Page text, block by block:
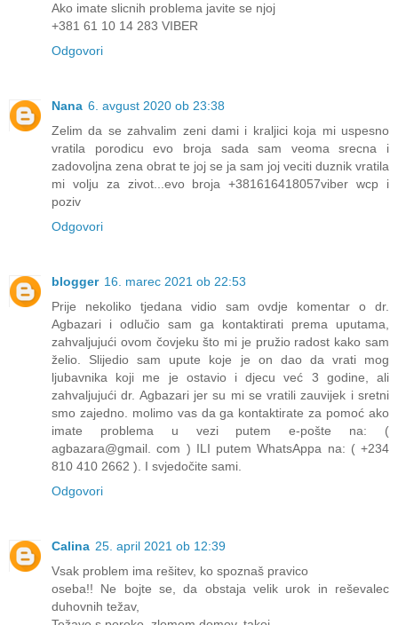
Ako imate slicnih problema javite se njoj
+381 61 10 14 283 VIBER
Odgovori
Nana 6. avgust 2020 ob 23:38
Zelim da se zahvalim zeni dami i kraljici koja mi uspesno
vratila porodicu evo broja sada sam veoma srecna i
zadovoljna zena obrat te joj se ja sam joj veciti duznik vratila
mi volju za zivot...evo broja +381616418057viber wcp i
poziv
Odgovori
blogger 16. marec 2021 ob 22:53
Prije nekoliko tjedana vidio sam ovdje komentar o dr.
Agbazari i odlučio sam ga kontaktirati prema uputama,
zahvaljujući ovom čovjeku što mi je pružio radost kako sam
želio. Slijedio sam upute koje je on dao da vrati mog
ljubavnika koji me je ostavio i djecu već 3 godine, ali
zahvaljujući dr. Agbazari jer su mi se vratili zauvijek i sretni
smo zajedno. molimo vas da ga kontaktirate za pomoć ako
imate problema u vezi putem e-pošte na: (
agbazara@gmail. com ) ILI putem WhatsAppa na: ( +234
810 410 2662 ). I svjedočite sami.
Odgovori
Calina 25. april 2021 ob 12:39
Vsak problem ima rešitev, ko spoznaš pravico
oseba!! Ne bojte se, da obstaja velik urok in reševalec
duhovnih težav,